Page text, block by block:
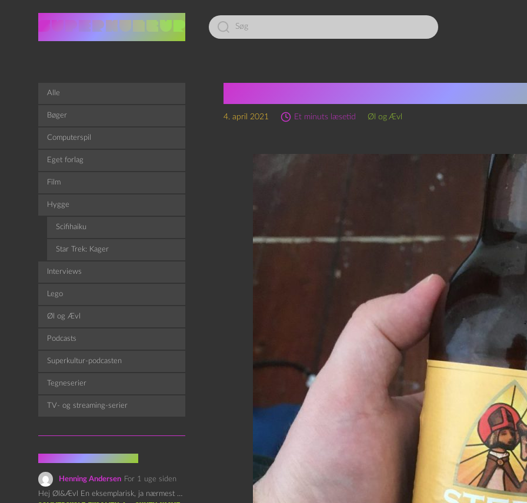
Led
efter:
4. april 2021 Et minuts læsetid Øl og Ævl
Alle
Bøger
Computerspil
Eget forlag
Film
Hygge
Scifihaiku
Star Trek: Kager
Interviews
Lego
Øl og Ævl
Podcasts
Superkultur-podcasten
Tegneserier
TV- og streaming-serier
Henning Andersen For 1 uge siden
Hej Øl&Ævl En eksemplarisk, ja nærmest yndefuld, afslutning på SOMMERSKOLEN.…